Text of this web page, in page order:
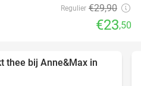
Regulier €29,90
€23,50
29%
thee bij Anne&Max in